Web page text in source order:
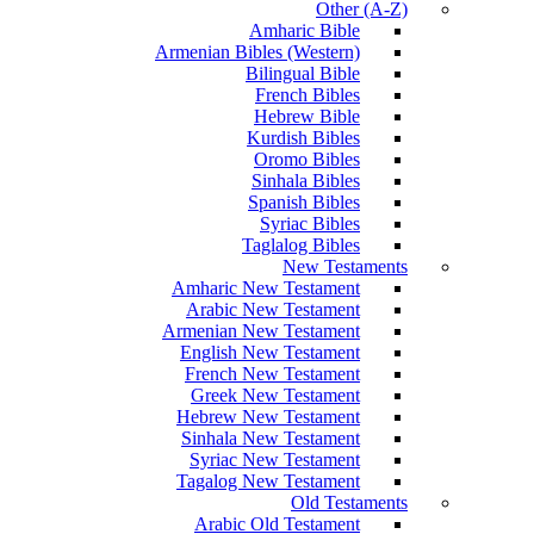
Other (A-Z)
Amharic Bible
Armenian Bibles (Western)
Bilingual Bible
French Bibles
Hebrew Bible
Kurdish Bibles
Oromo Bibles
Sinhala Bibles
Spanish Bibles
Syriac Bibles
Taglalog Bibles
New Testaments
Amharic New Testament
Arabic New Testament
Armenian New Testament
English New Testament
French New Testament
Greek New Testament
Hebrew New Testament
Sinhala New Testament
Syriac New Testament
Tagalog New Testament
Old Testaments
Arabic Old Testament